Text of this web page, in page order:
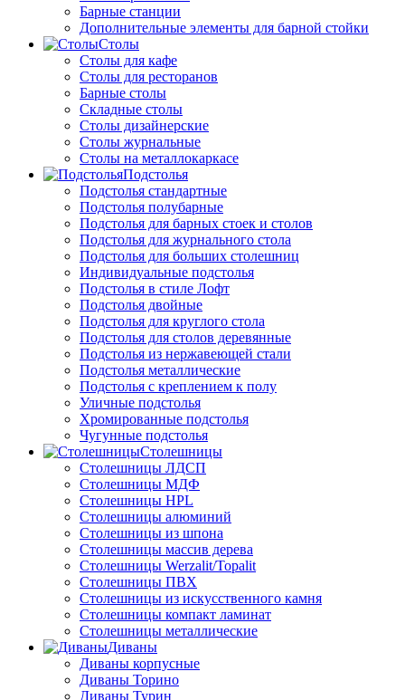
Барные станции
Дополнительные элементы для барной стойки
Столы
Столы для кафе
Столы для ресторанов
Барные столы
Складные столы
Столы дизайнерские
Столы журнальные
Столы на металлокаркасе
Подстолья
Подстолья стандартные
Подстолья полубарные
Подстолья для барных стоек и столов
Подстолья для журнального стола
Подстолья для больших столешниц
Индивидуальные подстолья
Подстолья в стиле Лофт
Подстолья двойные
Подстолья для круглого стола
Подстолья для столов деревянные
Подстолья из нержавеющей стали
Подстолья металлические
Подстолья с креплением к полу
Уличные подстолья
Хромированные подстолья
Чугунные подстолья
Столешницы
Столешницы ЛДСП
Столешницы МДФ
Столешницы HPL
Столешницы алюминий
Столешницы из шпона
Столешницы массив дерева
Столешницы Werzalit/Topalit
Столешницы ПВХ
Столешницы из искусственного камня
Столешницы компакт ламинат
Столешницы металлические
Диваны
Диваны корпусные
Диваны Торино
Диваны Турин